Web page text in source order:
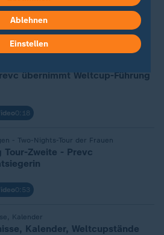
Skispringen
übernimmt Weltcup-Führung
0:18
- Two-Nights-Tour der Frauen
Tour-Zweite - Prevc
0:53
Kalender
Kalender, Weltcupstände
Ablehnen
Einstellen